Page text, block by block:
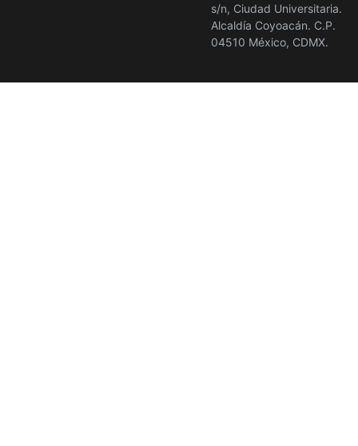
s/n, Ciudad Universitaria.
Alcaldía Coyoacán. C.P.
04510 México, CDMX.